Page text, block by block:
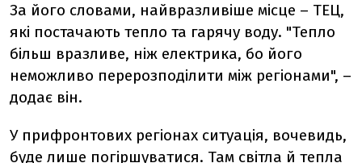
За його словами, найвразливіше місце – ТЕЦ,
які постачають тепло та гарячу воду. "Тепло
більш вразливе, ніж електрика, бо його
неможливо перерозподілити між регіонами", –
додає він.
У прифронтових регіонах ситуація, вочевидь,
буде лише погіршуватися. Там світла й тепла